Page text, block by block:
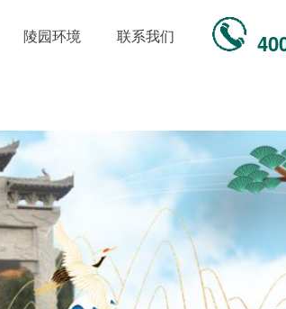
陵园环境 联系我们